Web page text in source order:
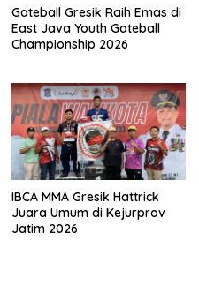
Gateball Gresik Raih Emas di
East Java Youth Gateball
Championship 2026
IBCA MMA Gresik Hattrick
Juara Umum di Kejurprov
Jatim 2026